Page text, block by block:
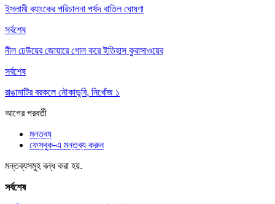
ইসলামী ব্যাংকের পরিচালনা পর্ষদ বাতিল ঘোষণা
সর্বশেষ
নীল ঢেউয়ের জোয়ারে গোল করে ইতিহাস কুরাসাওয়ের
সর্বশেষ
রাঙামাটির বরকলে নৌকাডুবি, নিখোঁজ ১
আগেরপরবর্তী
মন্তব্য
ফেসবুক-এ মন্তব্য করুন
মন্তব্যসমূহ বন্ধ করা হয়.
সর্বশেষ